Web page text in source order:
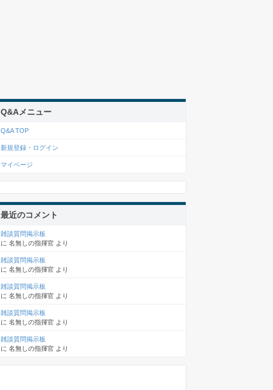
Q&Aメニュー
Q&A TOP
新規登録・ログイン
マイページ
最近のコメント
雑談質問掲示板
に 名無しの指揮官 より
雑談質問掲示板
に 名無しの指揮官 より
雑談質問掲示板
に 名無しの指揮官 より
雑談質問掲示板
に 名無しの指揮官 より
雑談質問掲示板
に 名無しの指揮官 より